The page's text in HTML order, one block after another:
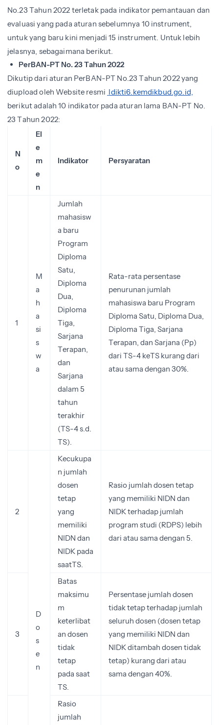
No.23 Tahun 2022 terletak pada indikator pemantauan dan
evaluasi yang pada aturan sebelumnya 10 instrument,
untuk yang baru kini menjadi 15 instrument. Untuk lebih
jelasnya, sebagaimana berikut.
PerBAN-PT No. 23 Tahun 2022
Dikutip dari aturan PerBAN-PT No.23 Tahun 2022 yang
diupload oleh Website resmi ldikti6.kemdikbud.go.id,
berikut adalah 10 indikator pada aturan lama BAN-PT No.
23 Tahun 2022:
N
o
El
e
m
e
n
Indikator Persyaratan
1
M
a
h
a
si
s
w
a
Jumlah
mahasisw
a baru
Program
Diploma
Satu,
Diploma
Dua,
Diploma
Tiga,
Sarjana
Terapan,
dan
Sarjana
dalam 5
tahun
terakhir
(TS-4 s.d.
TS).
Rata-rata persentase
penurunan jumlah
mahasiswa baru Program
Diploma Satu, Diploma Dua,
Diploma Tiga, Sarjana
Terapan, dan Sarjana (Pp)
dari TS-4 keTS kurang dari
atau sama dengan 30%.
2
D
o
s
e
n
Kecukupa
n jumlah
dosen
tetap
yang
memiliki
NIDN dan
NIDK pada
saatTS.
Rasio jumlah dosen tetap
yang memiliki NIDN dan
NIDK terhadap jumlah
program studi (RDPS) lebih
dari atau sama dengan 5.
3
Batas
maksimu
m
keterlibat
an dosen
tidak
tetap
pada saat
TS.
Persentase jumlah dosen
tidak tetap terhadap jumlah
seluruh dosen (dosen tetap
yang memiliki NIDN dan
NIDK ditambah dosen tidak
tetap) kurang dari atau
sama dengan 40%.
Rasio
jumlah